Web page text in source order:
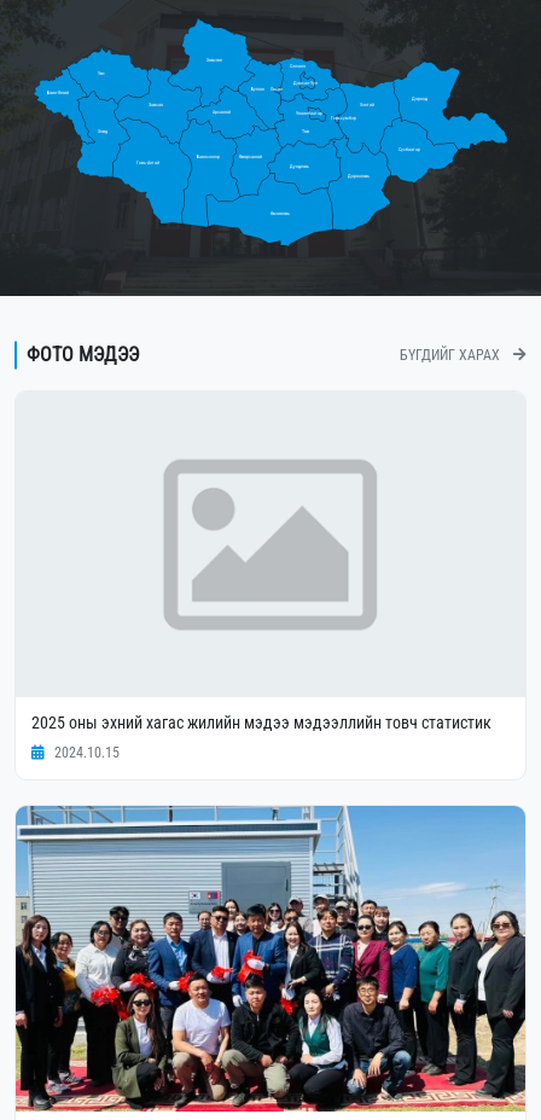
Дорнод
Баян-Өлгий
Ховд
Сүхбаатар
Дорноговь
Говь-Алтай
Баянхонгор
Өмнөговь
Хөвсгөл
Булган
Увс
Сэлэнгэ
Завхан Хэнтий
Дархан-Уул
Төв
Архангай
Орхон
Дундговь
Өвөрхангай
Говьсүмбэр
Улаанбаатар
ФОТО МЭДЭЭ БҮГДИЙГ ХАРАХ
2025 оны эхний хагас жилийн мэдээ мэдээллийн товч статистик
2024.10.15